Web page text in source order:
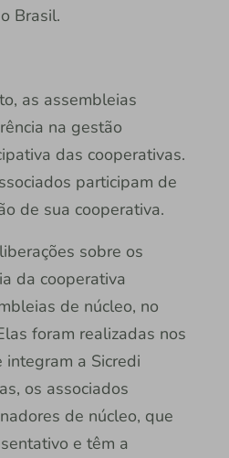
Brasil.
as assembleias
na gestão
das cooperativas.
participam de
de sua cooperativa.
sobre os
da cooperativa
de núcleo, no
foram realizadas nos
integram a Sicredi
os associados
de núcleo, que
e têm a